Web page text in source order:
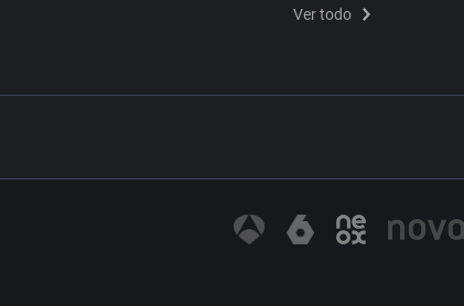
Ver todo